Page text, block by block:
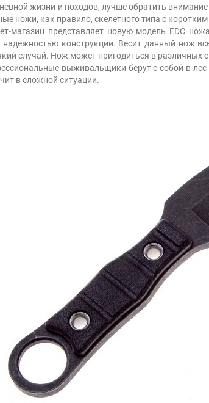
жизни и походов, лучше обратить
ножи, как правило, скелетного типа с
магазин представляет новую модель EDC
конструкции. Весит данный нож
случай. Нож может пригодиться в различных
выживальщики берут с собой в
в сложной ситуации.